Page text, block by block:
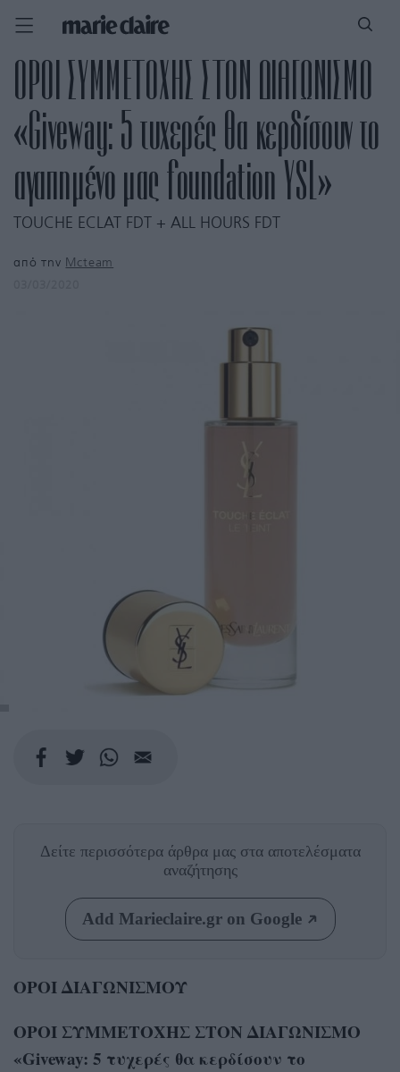
ΟΡΟΙ ΣΥΜΜΕΤΟΧΗΣ ΣΤΟΝ ΔΙΑΓΩΝΙΣΜΟ
«Giveway: 5 τυχερές θα κερδίσουν το
αγαπημένο μας foundation YSL»
TOUCHE ECLAT FDT + ALL HOURS FDT
από την Mcteam
Δείτε περισσότερα άρθρα μας στα αποτελέσματα
αναζήτησης
Add Marieclaire.gr on Google
ΟΡΟΙ ΔΙΑΓΩΝΙΣΜΟΥ
ΟΡΟΙ ΣΥΜΜΕΤΟΧΗΣ ΣΤΟΝ ΔΙΑΓΩΝΙΣΜΟ
«Giveway: 5 τυχερές θα κερδίσουν το